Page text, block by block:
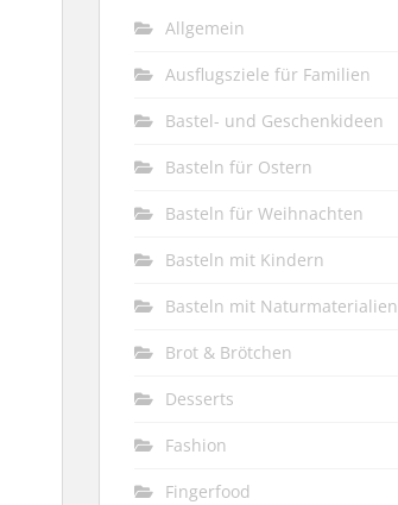
Allgemein
Ausflugsziele für Familien
Bastel- und Geschenkideen
Basteln für Ostern
Basteln für Weihnachten
Basteln mit Kindern
Basteln mit Naturmaterialien
Brot & Brötchen
Desserts
Fashion
Fingerfood